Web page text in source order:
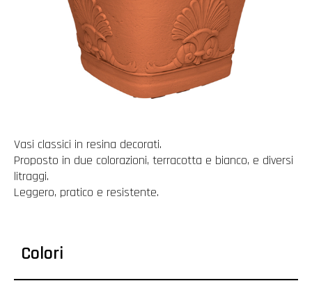
Vasi classici in resina decorati.
Proposto in due colorazioni, terracotta e bianco, e diversi
litraggi.
Leggero, pratico e resistente.
Colori